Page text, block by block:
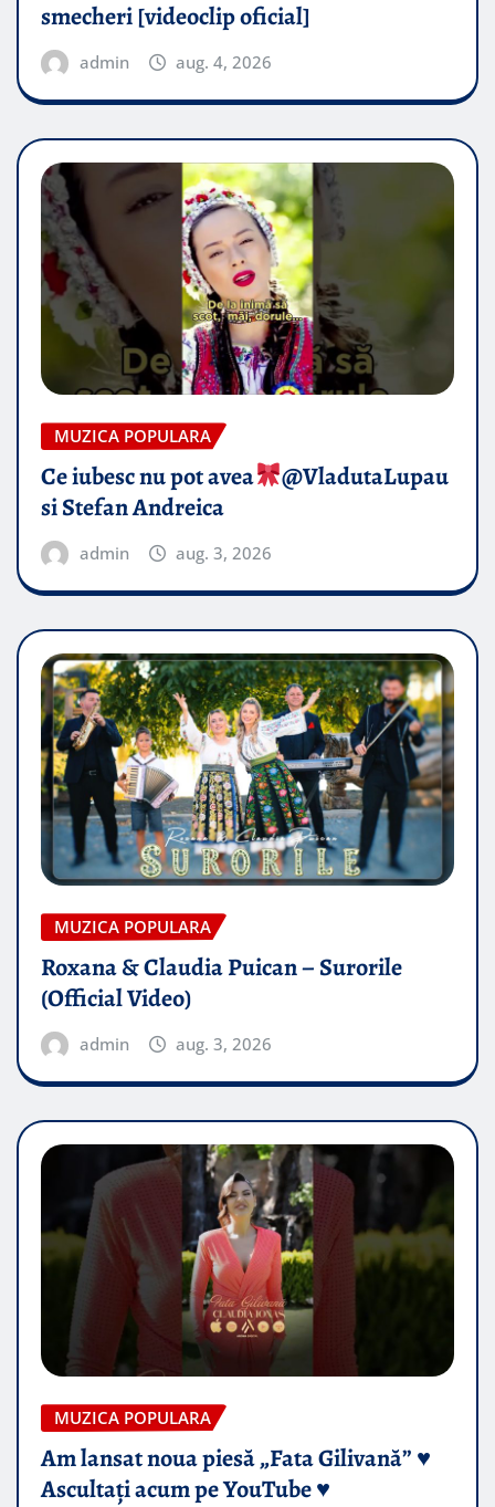
smecheri [videoclip oficial]
admin aug. 4, 2026
MUZICA POPULARA
Ce iubesc nu pot avea
​@VladutaLupau
si Stefan Andreica
admin aug. 3, 2026
MUZICA POPULARA
Roxana & Claudia Puican – Surorile
(Official Video)
admin aug. 3, 2026
MUZICA POPULARA
Am lansat noua piesă „Fata Gilivană” ♥️
Ascultați acum pe YouTube ♥️